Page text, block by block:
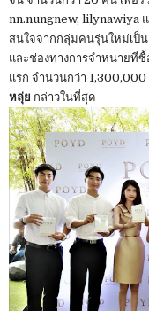
nn.nungnew, lilynawiya
สนใจจากกลุ่มคนรุ่นใหม่เ
และช่องทางการจำหน่ายที่
แรก จำนวนกว่า
หลุ่ย กล่าวในที่สุด